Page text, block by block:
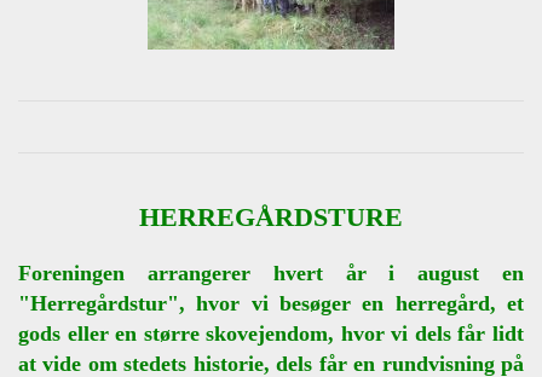
HERREGÅRDSTURE
Foreningen arrangerer hvert år i august en
"Herregårdstur", hvor vi besøger en herregård, et
gods eller en større skovejendom, hvor vi dels får lidt
at vide om stedets historie, dels får en rundvisning på